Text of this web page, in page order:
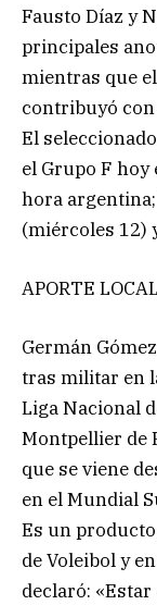
Fausto Díaz y
principales
mientras que
contribuyó con
El
el Grupo F hoy
hora
(miércoles 12)
APORTE LOCAL
Germán
tras militar en
Liga Nacional
Montpellier de
que se viene
en el Mundial
Es un
de Voleibol y
declaró: